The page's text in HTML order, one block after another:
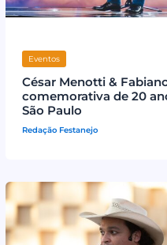
Eventos
César Menotti &
comemorativa de 20
São Paulo
Redação Festanejo